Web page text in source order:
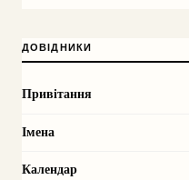
ДОВІДНИКИ
Привітання
Імена
Календар